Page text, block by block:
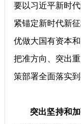
要以习近平新时
紧锚定新时代新
优做大国有资本
把准方向、突出
策部署全面落实到
突出坚持和